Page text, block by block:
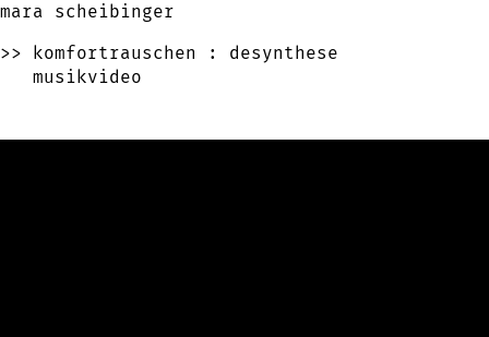
mara scheibinger
>> komfortrauschen : desynthese
>>
komfortrauschen : desynthese
musikvideo